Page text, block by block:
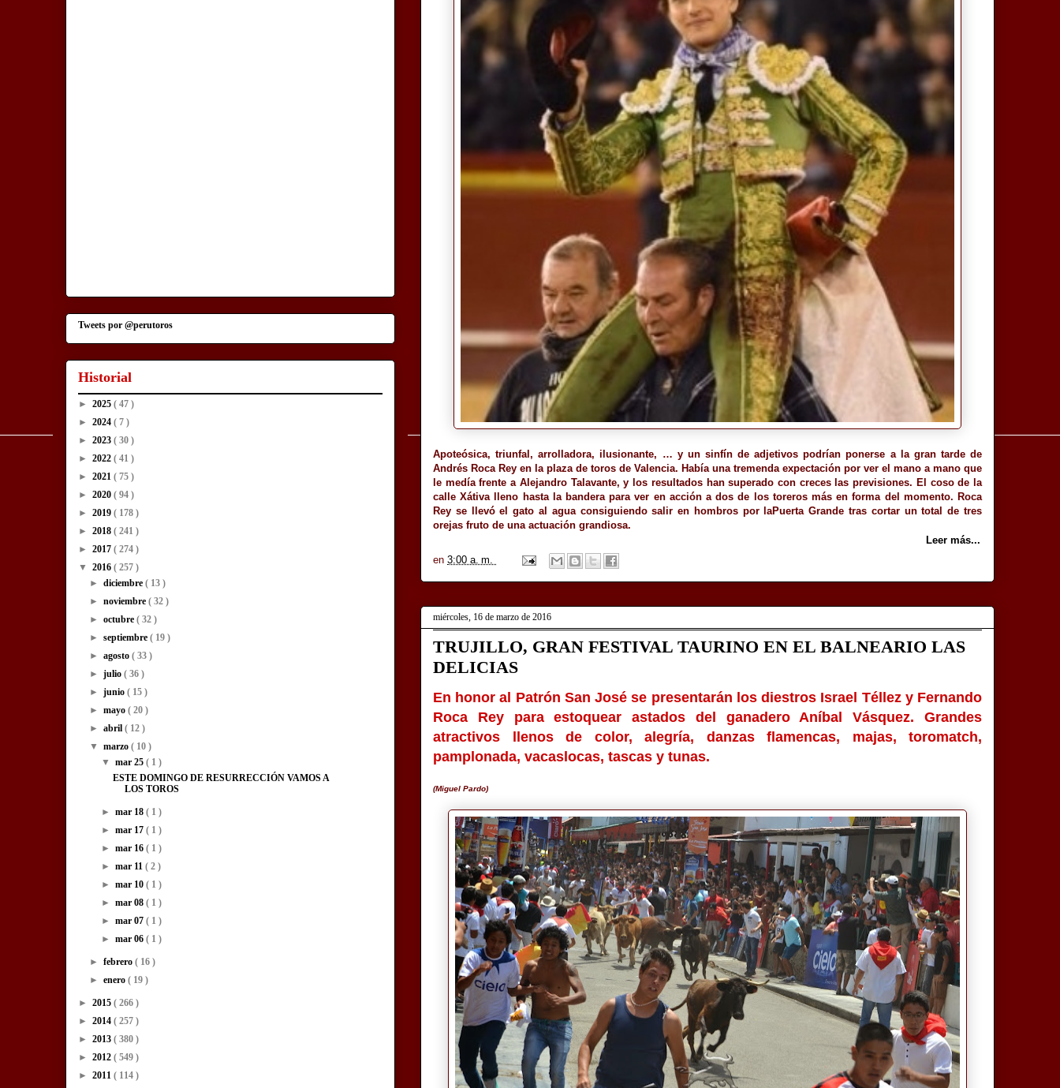
Apoteósica, triunfal, arrolladora, ilusionante, … y un sinfín de adjetivos podrían ponerse a la gran tarde de
Andrés Roca Rey en la plaza de toros de Valencia. Había una tremenda expectación por ver el mano a mano que
le medía frente a Alejandro Talavante, y los resultados han superado con creces las previsiones. El coso de la
calle Xátiva lleno hasta la bandera para ver en acción a dos de los toreros más en forma del momento. Roca
Rey se llevó el gato al agua consiguiendo salir en hombros por laPuerta Grande tras cortar un total de tres
orejas fruto de una actuación grandiosa.
Leer más...
en 3:00 a. m.
miércoles, 16 de marzo de 2016
TRUJILLO, GRAN FESTIVAL TAURINO EN EL BALNEARIO LAS
DELICIAS
En honor al Patrón San José se presentarán los diestros Israel Téllez y Fernando
Roca Rey para estoquear astados del ganadero Aníbal Vásquez. Grandes
atractivos llenos de color, alegría, danzas flamencas, majas, toromatch,
pamplonada, vacaslocas, tascas y tunas.
(Miguel Pardo)
Tweets por @perutoros
Historial
► 2025 ( 47 )
► 2024 ( 7 )
► 2023 ( 30 )
► 2022 ( 41 )
► 2021 ( 75 )
► 2020 ( 94 )
► 2019 ( 178 )
► 2018 ( 241 )
► 2017 ( 274 )
▼ 2016 ( 257 )
►diciembre( 13 )
►noviembre( 32 )
►octubre( 32 )
►septiembre( 19 )
►agosto( 33 )
►julio( 36 )
►junio( 15 )
►mayo( 20 )
►abril( 12 )
▼marzo( 10 )
▼ mar 25 ( 1 )
ESTE DOMINGO DE RESURRECCIÓN VAMOS A
LOS TOROS
► mar 18 ( 1 )
► mar 17 ( 1 )
► mar 16 ( 1 )
► mar 11 ( 2 )
► mar 10 ( 1 )
► mar 08 ( 1 )
► mar 07 ( 1 )
► mar 06 ( 1 )
►febrero( 16 )
►enero( 19 )
► 2015 ( 266 )
► 2014 ( 257 )
► 2013 ( 380 )
► 2012 ( 549 )
► 2011 ( 114 )